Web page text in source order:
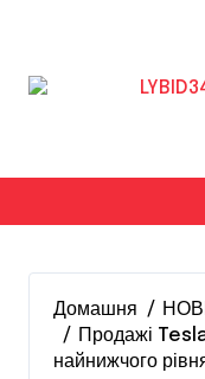
Домашня
Продажі
найнижчого